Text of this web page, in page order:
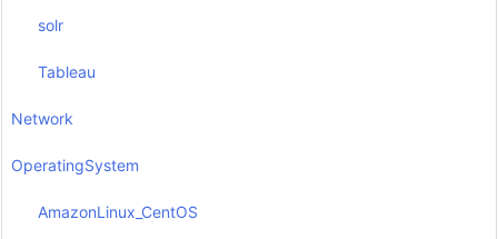
solr
Tableau
Network
OperatingSystem
AmazonLinux_CentOS